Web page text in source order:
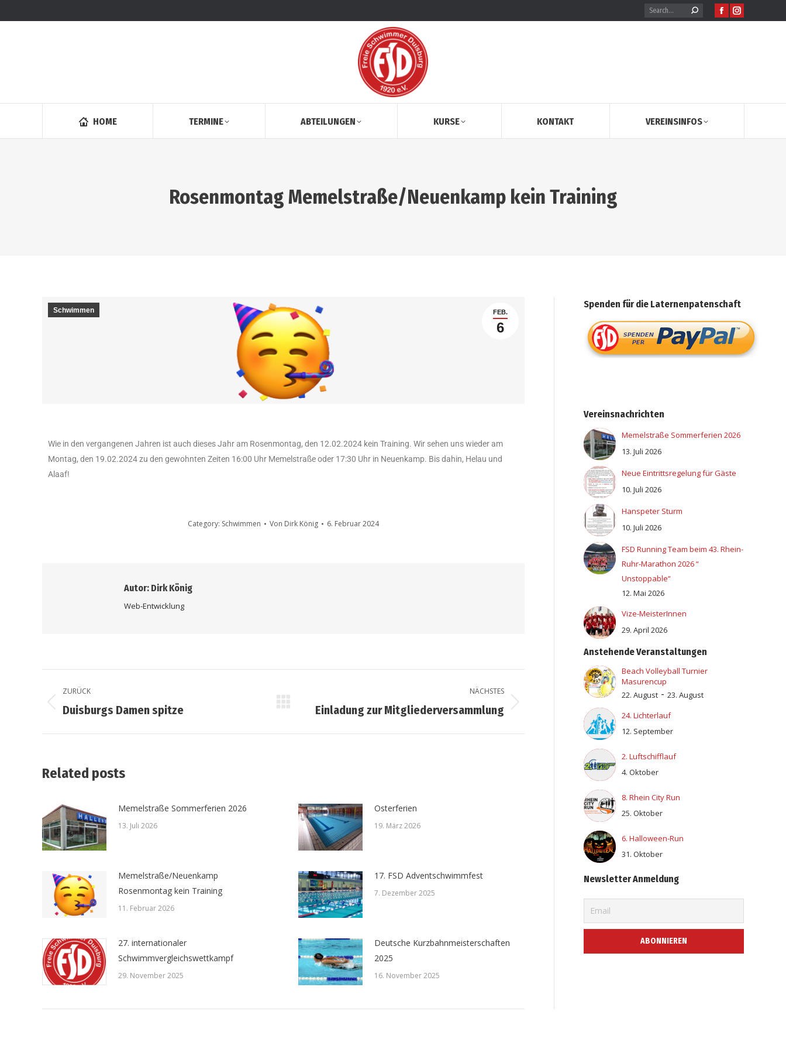
HOME TERMINE ABTEILUNGEN KURSE KONTAKT VEREINSINFOS
Rosenmontag Memelstraße/Neuenkamp kein Training
FEB.
6
Schwimmen
Wie in den vergangenen Jahren ist auch dieses Jahr am Rosenmontag, den 12.02.2024 kein Training. Wir sehen uns wieder am
Montag, den 19.02.2024 zu den gewohnten Zeiten 16:00 Uhr Memelstraße oder 17:30 Uhr in Neuenkamp. Bis dahin, Helau und
Alaaf!
Category: Schwimmen Von Dirk König 6. Februar 2024
Autor: Dirk König
Web-Entwicklung
ZURÜCK
Duisburgs Damen spitze
NÄCHSTES
Einladung zur Mitgliederversammlung
Related posts
Memelstraße Sommerferien 2026
13. Juli 2026
Osterferien
19. März 2026
Memelstraße/Neuenkamp
Rosenmontag kein Training
11. Februar 2026
17. FSD Adventschwimmfest
7. Dezember 2025
27. internationaler
Schwimmvergleichswettkampf
29. November 2025
Deutsche Kurzbahnmeisterschaften
2025
16. November 2025
Spenden für die Laternenpatenschaft
Vereinsnachrichten
Memelstraße Sommerferien 2026
13. Juli 2026
Neue Eintrittsregelung für Gäste
10. Juli 2026
Hanspeter Sturm
10. Juli 2026
FSD Running Team beim 43. Rhein-
Ruhr-Marathon 2026 “
Unstoppable“
12. Mai 2026
Vize-MeisterInnen
29. April 2026
Anstehende Veranstaltungen
Beach Volleyball Turnier
Masurencup
22. August - 23. August
24. Lichterlauf
12. September
2. Luftschifflauf
4. Oktober
8. Rhein City Run
25. Oktober
6. Halloween-Run
31. Oktober
Newsletter Anmeldung